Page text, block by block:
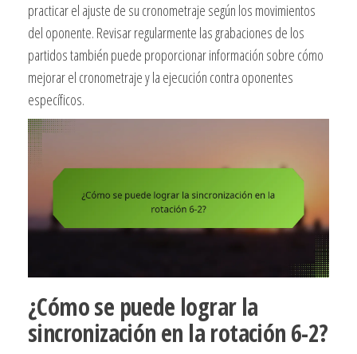
practicar el ajuste de su cronometraje según los movimientos
del oponente. Revisar regularmente las grabaciones de los
partidos también puede proporcionar información sobre cómo
mejorar el cronometraje y la ejecución contra oponentes
específicos.
¿Cómo se puede lograr la
sincronización en la rotación 6-2?